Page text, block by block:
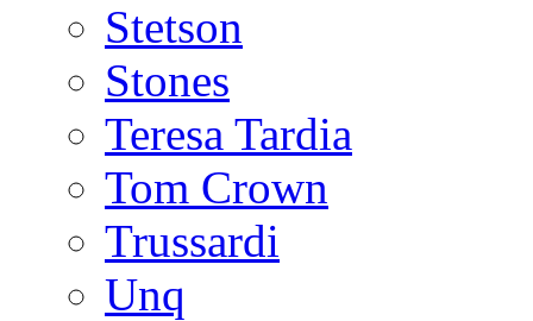
Stetson
Stones
Teresa Tardia
Tom Crown
Trussardi
Unq